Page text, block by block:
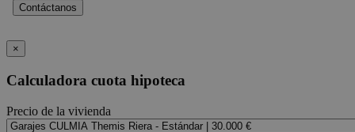
×
Calculadora cuota hipoteca
Precio de la vivienda